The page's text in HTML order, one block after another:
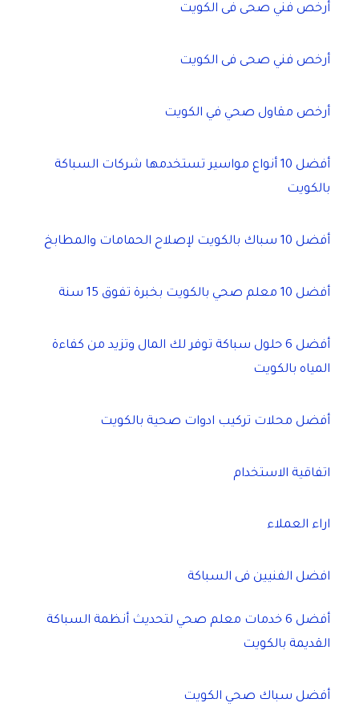
أرخص فني صحى فى الكويت
أرخص فني صحى فى الكويت
أرخص مقاول صحي في الكويت
أفضل 10 أنواع مواسير تستخدمها شركات السباكة
بالكويت
أفضل 10 سباك بالكويت لإصلاح الحمامات والمطابخ
أفضل 10 معلم صحي بالكويت بخبرة تفوق 15 سنة
أفضل 6 حلول سباكة توفر لك المال وتزيد من كفاءة
المياه بالكويت
أفضل محلات تركيب ادوات صحية بالكويت
اتفاقية الاستخدام
اراء العملاء
افضل الفنيين فى السباكة
أفضل 6 خدمات معلم صحي لتحديث أنظمة السباكة
القديمة بالكويت
أفضل سباك صحي الكويت